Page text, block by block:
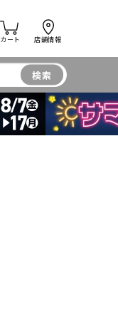
カート 店舗情報
検索